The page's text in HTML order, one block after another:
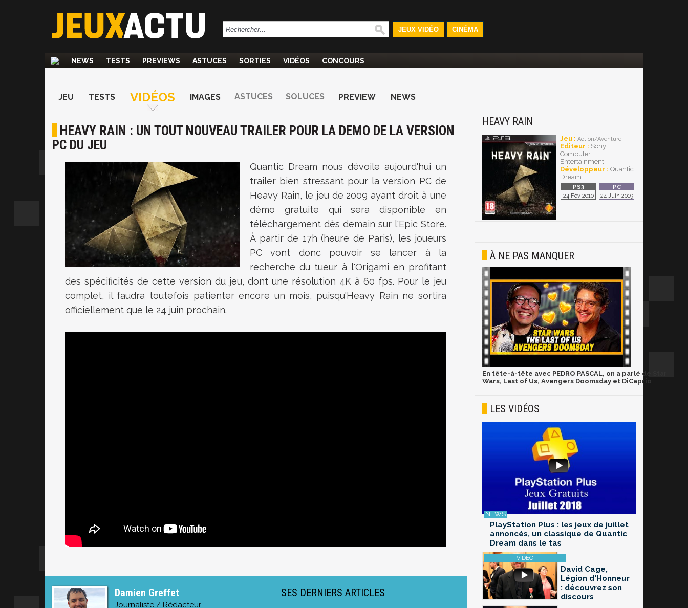
JEUX VIDÉO CINÉMA
NEWS TESTS PREVIEWS ASTUCES SORTIES VIDÉOS CONCOURS
JEU TESTS VIDÉOS IMAGES ASTUCES SOLUCES PREVIEW NEWS
HEAVY RAIN : UN TOUT NOUVEAU TRAILER POUR LA DEMO DE LA VERSION
PC DU JEU
Quantic Dream nous dévoile aujourd'hui un
trailer bien stressant pour la version PC de
Heavy Rain, le jeu de 2009 ayant droit à une
démo gratuite qui sera disponible en
téléchargement dès demain sur l'Epic Store.
À partir de 17h (heure de Paris), les joueurs
PC vont donc pouvoir se lancer à la
recherche du tueur à l'Origami en profitant
des spécificités de cette version du jeu, dont une résolution 4K à 60 fps. Pour le jeu
complet, il faudra toutefois patienter encore un mois, puisqu'Heavy Rain ne sortira
officiellement que le 24 juin prochain.
Damien Greffet
Journaliste / Rédacteur
SES DERNIERS ARTICLES
HEAVY RAIN
Jeu : Action/Aventure
Editeur : Sony
Computer
Entertainment
Développeur : Quantic
Dream
24 Fév 2010 24 Juin 2019
À NE PAS MANQUER
En tête-à-tête avec PEDRO PASCAL, on a parlé de Star
Wars, Last of Us, Avengers Doomsday et DiCaprio
LES VIDÉOS
PlayStation Plus : les jeux de juillet
annoncés, un classique de Quantic
Dream dans le tas
David Cage,
Légion d'Honneur
: découvrez son
discours